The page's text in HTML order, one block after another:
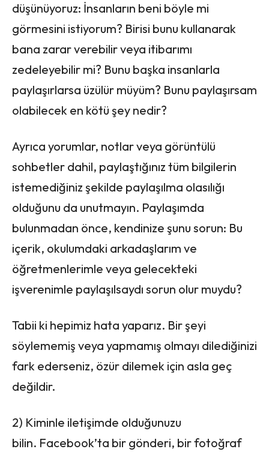
düşünüyoruz: İnsanların beni böyle mi
görmesini istiyorum? Birisi bunu kullanarak
bana zarar verebilir veya itibarımı
zedeleyebilir mi? Bunu başka insanlarla
paylaşırlarsa üzülür müyüm? Bunu paylaşırsam
olabilecek en kötü şey nedir?
Ayrıca yorumlar, notlar veya görüntülü
sohbetler dahil, paylaştığınız tüm bilgilerin
istemediğiniz şekilde paylaşılma olasılığı
olduğunu da unutmayın. Paylaşımda
bulunmadan önce, kendinize şunu sorun: Bu
içerik, okulumdaki arkadaşlarım ve
öğretmenlerimle veya gelecekteki
işverenimle paylaşılsaydı sorun olur muydu?
Tabii ki hepimiz hata yaparız. Bir şeyi
söylememiş veya yapmamış olmayı dilediğinizi
fark ederseniz, özür dilemek için asla geç
değildir.
2) Kiminle iletişimde olduğunuzu
bilin. Facebook’ta bir gönderi, bir fotoğraf